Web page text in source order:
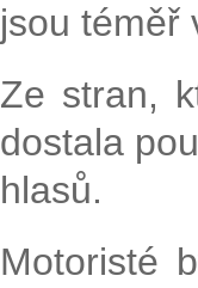
jsou téměř
Ze stran,
dostala
hlasů.
Motoristé